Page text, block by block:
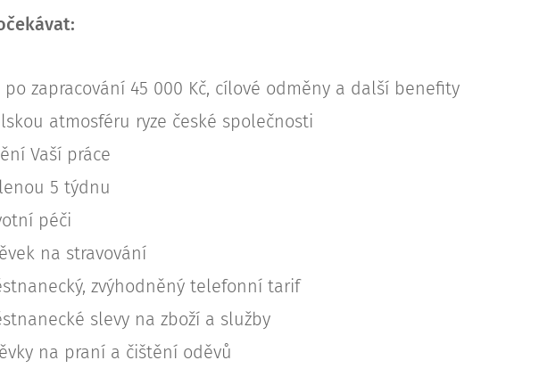
po zapracování 45 000 Kč, cílové odměny a další benefity
atmosféru ryze české společnosti
Vaší práce
5 týdnu
péči
na stravování
zvýhodněný telefonní tarif
slevy na zboží a služby
na praní a čištění oděvů